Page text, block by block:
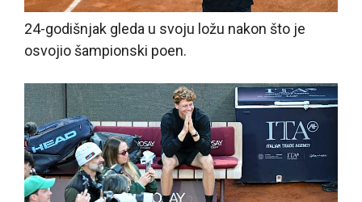
24-godišnjak gleda u svoju ložu nakon što je
osvojio šampionski poen.